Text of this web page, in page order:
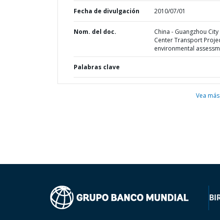
Fecha de divulgación 2010/07/01
Nom. del doc.
China - Guangzhou City
Center Transport
environmental
Palabras clave
Vea más